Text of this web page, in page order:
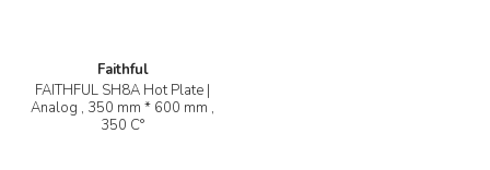
Faithful
FAITHFUL SH8A Hot Plate |
Analog , 350 mm * 600 mm ,
350 C°